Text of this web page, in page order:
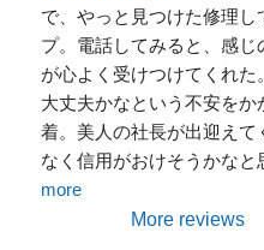
で、やっと見つけた修理し
プ。電話してみると、感じ
が心よく受けつけてくれた
大丈夫かなという不安をか
着。美人の社長が出迎えて
なく信用がおけそうかなと
more
More reviews